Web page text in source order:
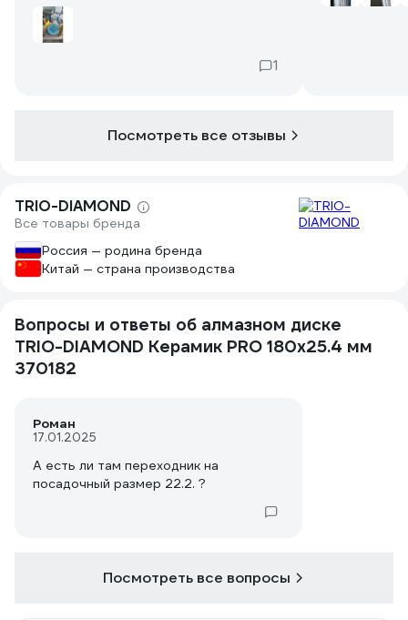
покупать другой диск и хотел
посмотреть на что тот способен (в
принципе неплохо), а пилил им
часто и решил заказать Трио Даймонд
приятно. Но самое главное - он
полы хватит.
1
Посмотреть все отзывы
TRIO-DIAMOND
Все товары бренда
Россия — родина бренда
Китай — страна производства
Вопросы и ответы об алмазном диске
TRIO-DIAMOND Керамик PRO 180х25.4 мм
370182
Роман
17.01.2025
А есть ли там переходник на
посадочный размер 22.2. ?
Посмотреть все вопросы